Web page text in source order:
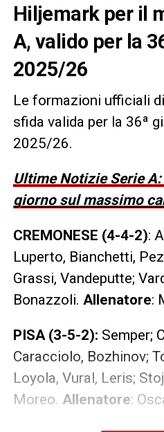
Hiljemark per il
A, valido per la
2025/26
Le formazioni ufficiali di
sfida valida per la 36ª
2025/26.
Ultime Notizie Serie
giorno sul massimo
CREMONESE (4-4-2):
Luperto, Bianchetti,
Grassi, Vandeputte;
Bonazzoli. Allenatore:
PISA (3-5-2): Semper;
Caracciolo, Bozhinov;
Loyola, Vural, Leris;
Moreo. Allenatore: